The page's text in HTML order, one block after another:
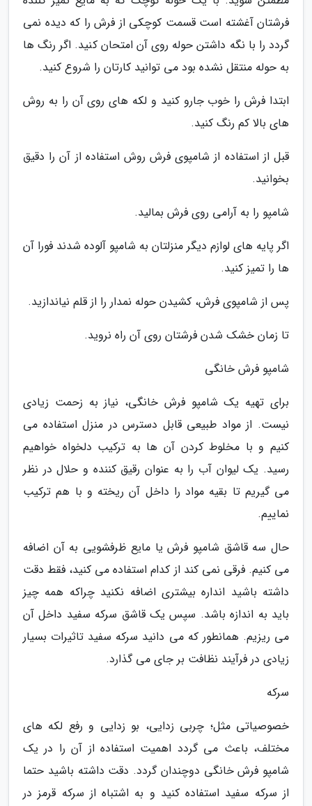
فرشتان آغشته است قسمت کوچکی از فرش را که دیده نمی
گردد را با نگه داشتن حوله روی آن امتحان کنید. اگر رنگ ها
به حوله منتقل نشده بود می توانید کارتان را شروع کنید.
ابتدا فرش را خوب جارو کنید و لکه های روی آن را به روش
های بالا کم رنگ کنید.
قبل از استفاده از شامپوی فرش روش استفاده از آن را دقیق
بخوانید.
شامپو را به آرامی روی فرش بمالید.
اگر پایه های لوازم دیگر منزلتان به شامپو آلوده شدند فورا آن
ها را تمیز کنید.
پس از شامپوی فرش، کشیدن حوله نمدار را از قلم نیاندازید.
تا زمان خشک شدن فرشتان روی آن راه نروید.
شامپو فرش خانگی
برای تهیه یک شامپو فرش خانگی، نیاز به زحمت زیادی
نیست. از مواد طبیعی قابل دسترس در منزل استفاده می
کنیم و با مخلوط کردن آن ها به ترکیب دلخواه خواهیم
رسید. یک لیوان آب را به عنوان رقیق کننده و حلال در نظر
می گیریم تا بقیه مواد را داخل آن ریخته و با هم ترکیب
نماییم.
حال سه قاشق شامپو فرش یا مایع ظرفشویی به آن اضافه
می کنیم. فرقی نمی کند از کدام استفاده می کنید، فقط دقت
داشته باشید انداره بیشتری اضافه نکنید چراکه همه چیز
باید به اندازه باشد. سپس یک قاشق سرکه سفید داخل آن
می ریزیم. همانطور که می دانید سرکه سفید تاثیرات بسیار
زیادی در فرآیند نظافت بر جای می گذارد.
سرکه
خصوصیاتی مثل؛ چربی زدایی، بو زدایی و رفع لکه های
مختلف، باعث می گردد اهمیت استفاده از آن را در یک
شامپو فرش خانگی دوچندان گردد. دقت داشته باشید حتما
از سرکه سفید استفاده کنید و به اشتباه از سرکه قرمز در